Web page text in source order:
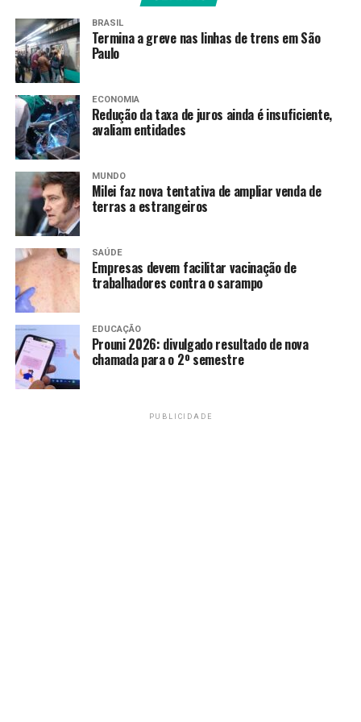
BRASIL
Termina a greve nas linhas de trens em São
Paulo
ECONOMIA
Redução da taxa de juros ainda é insuficiente,
avaliam entidades
MUNDO
Milei faz nova tentativa de ampliar venda de
terras a estrangeiros
SAÚDE
Empresas devem facilitar vacinação de
trabalhadores contra o sarampo
EDUCAÇÃO
Prouni 2026: divulgado resultado de nova
chamada para o 2º semestre
PUBLICIDADE